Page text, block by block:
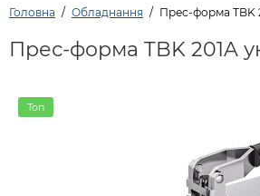
Головна Обладнання Прес-форма TBK
Прес-форма TBK 201A
Топ